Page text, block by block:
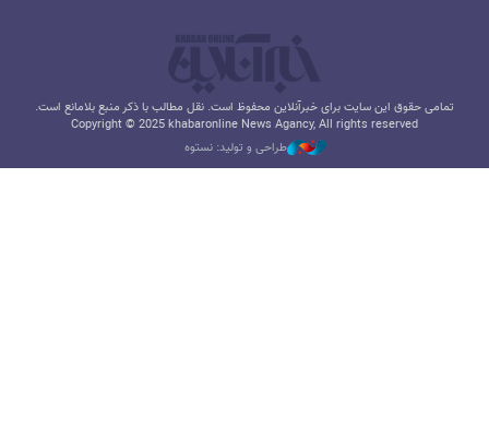
تمامی حقوق این سایت برای خبرآنلاین محفوظ است. نقل مطالب با ذکر منبع بلامانع است.
Copyright © 2025 khabaronline News Agancy, All rights reserved
طراحی و تولید: نستوه